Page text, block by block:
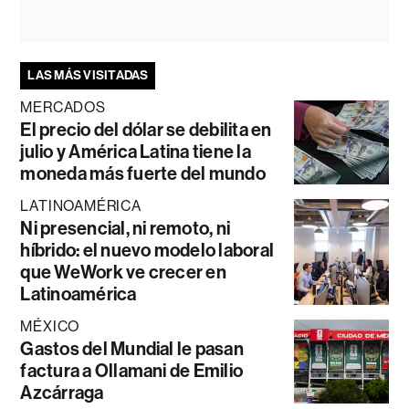
LAS MÁS VISITADAS
MERCADOS
El precio del dólar se debilita en
julio y América Latina tiene la
moneda más fuerte del mundo
LATINOAMÉRICA
Ni presencial, ni remoto, ni
híbrido: el nuevo modelo laboral
que WeWork ve crecer en
Latinoamérica
MÉXICO
Gastos del Mundial le pasan
factura a Ollamani de Emilio
Azcárraga